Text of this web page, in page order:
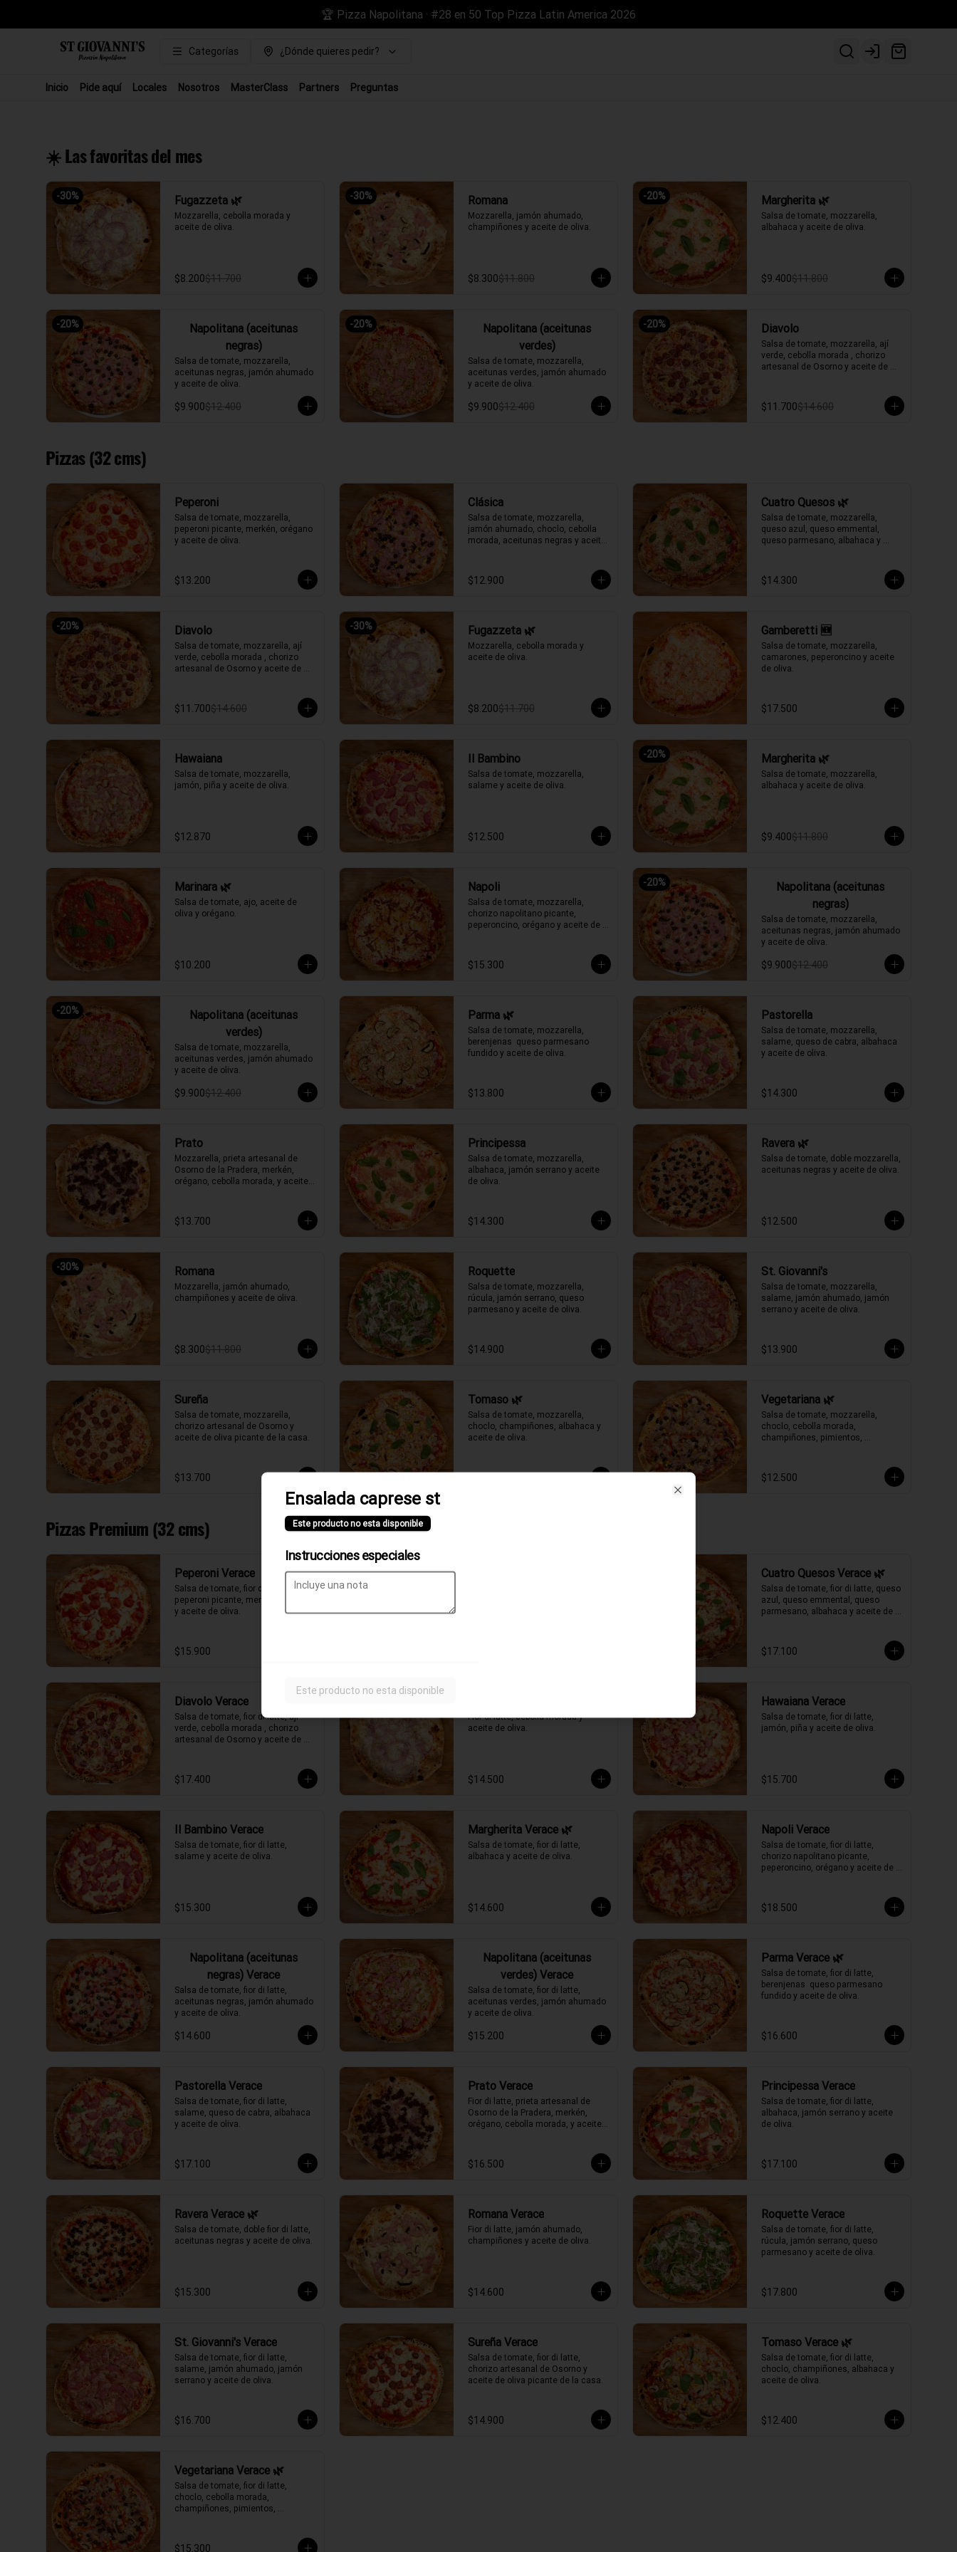
🏆 Pizza Napolitana · #28 en 50 Top Pizza Latin America 2026
Categorías ¿Dónde quieres pedir? Login
Inicio Pide aquí Locales Nosotros MasterClass Partners Preguntas
☀️ Las favoritas del mes
-30% Fugazzeta 🌿
Mozzarella, cebolla morada y
aceite de oliva.
$8.200$11.700
-30% Romana
Mozzarella, jamón ahumado,
champiñones y aceite de oliva.
$8.300$11.800
-20% Margherita 🌿
Salsa de tomate, mozzarella,
albahaca y aceite de oliva.
$9.400$11.800
-20%
Napolitana (aceitunas
negras)
Salsa de tomate, mozzarella,
aceitunas negras, jamón ahumado
y aceite de oliva.
$9.900$12.400
-20%
Napolitana (aceitunas
verdes)
Salsa de tomate, mozzarella,
aceitunas verdes, jamón ahumado
y aceite de oliva.
$9.900$12.400
-20% Diavolo
Salsa de tomate, mozzarella, ají
verde, cebolla morada , chorizo
artesanal de Osorno y aceite de
$11.700$14.600
Pizzas (32 cms)
Peperoni
Salsa de tomate, mozzarella,
peperoni picante, merkén, orégano
y aceite de oliva.
$13.200
Clásica
Salsa de tomate, mozzarella,
jamón ahumado, choclo, cebolla
morada, aceitunas negras y aceite
$12.900
Cuatro Quesos 🌿
Salsa de tomate, mozzarella,
queso azul, queso emmental,
queso parmesano, albahaca y
$14.300
-20% Diavolo
Salsa de tomate, mozzarella, ají
verde, cebolla morada , chorizo
artesanal de Osorno y aceite de
$11.700$14.600
-30% Fugazzeta 🌿
Mozzarella, cebolla morada y
aceite de oliva.
$8.200$11.700
Gamberetti 🆕
Salsa de tomate, mozzarella,
camarones, peperoncino y aceite
de oliva.
$17.500
Hawaiana
Salsa de tomate, mozzarella,
jamón, piña y aceite de oliva.
$12.870
Il Bambino
Salsa de tomate, mozzarella,
salame y aceite de oliva.
$12.500
-20% Margherita 🌿
Salsa de tomate, mozzarella,
albahaca y aceite de oliva.
$9.400$11.800
Marinara 🌿
Salsa de tomate, ajo, aceite de
oliva y orégano.
$10.200
Napoli
Salsa de tomate, mozzarella,
chorizo napolitano picante,
peperoncino, orégano y aceite de
$15.300
-20%
Napolitana (aceitunas
negras)
Salsa de tomate, mozzarella,
aceitunas negras, jamón ahumado
y aceite de oliva.
$9.900$12.400
-20%
Napolitana (aceitunas
verdes)
Salsa de tomate, mozzarella,
aceitunas verdes, jamón ahumado
y aceite de oliva.
$9.900$12.400
Parma 🌿
Salsa de tomate, mozzarella,
berenjenas  queso parmesano
fundido y aceite de oliva.
$13.800
Pastorella
Salsa de tomate, mozzarella,
salame, queso de cabra, albahaca
y aceite de oliva.
$14.300
Prato
Mozzarella, prieta artesanal de
Osorno de la Pradera, merkén,
orégano, cebolla morada, y aceite
$13.700
Principessa
Salsa de tomate, mozzarella,
albahaca, jamón serrano y aceite
de oliva.
$14.300
Ravera 🌿
Salsa de tomate, doble mozzarella,
aceitunas negras y aceite de oliva.
$12.500
-30% Romana
Mozzarella, jamón ahumado,
champiñones y aceite de oliva.
$8.300$11.800
Roquette
Salsa de tomate, mozzarella,
rúcula, jamón serrano, queso
parmesano y aceite de oliva.
$14.900
St. Giovanni's
Salsa de tomate, mozzarella,
salame, jamón ahumado, jamón
serrano y aceite de oliva.
$13.900
Sureña
Salsa de tomate, mozzarella,
chorizo artesanal de Osorno y
aceite de oliva picante de la casa.
$13.700
Tomaso 🌿
Salsa de tomate, mozzarella,
choclo, champiñones, albahaca y
aceite de oliva.
Vegetariana 🌿
Salsa de tomate, mozzarella,
choclo, cebolla morada,
champiñones, pimientos,
$12.500
Pizzas Premium (32 cms)
Peperoni Verace
Salsa de tomate, fior di latte,
peperoni picante, merkén, orégano
y aceite de oliva.
$15.900
Cuatro Quesos Verace 🌿
Salsa de tomate, fior di latte, queso
azul, queso emmental, queso
parmesano, albahaca y aceite de
$17.100
Diavolo Verace
Salsa de tomate, fior di latte, ají
verde, cebolla morada , chorizo
artesanal de Osorno y aceite de
$17.400
Fior di latte, cebolla morada y
aceite de oliva.
$14.500
Hawaiana Verace
Salsa de tomate, fior di latte,
jamón, piña y aceite de oliva.
$15.700
Il Bambino Verace
Salsa de tomate, fior di latte,
salame y aceite de oliva.
$15.300
Margherita Verace 🌿
Salsa de tomate, fior di latte,
albahaca y aceite de oliva.
$14.600
Napoli Verace
Salsa de tomate, fior di latte,
chorizo napolitano picante,
peperoncino, orégano y aceite de
$18.500
Napolitana (aceitunas
negras) Verace
Salsa de tomate, fior di latte,
aceitunas negras, jamón ahumado
y aceite de oliva.
$14.600
Napolitana (aceitunas
verdes) Verace
Salsa de tomate, fior di latte,
aceitunas verdes, jamón ahumado
y aceite de oliva.
$15.200
Parma Verace 🌿
Salsa de tomate, fior di latte,
berenjenas  queso parmesano
fundido y aceite de oliva.
$16.600
Pastorella Verace
Salsa de tomate, fior di latte,
salame, queso de cabra, albahaca
y aceite de oliva.
$17.100
Prato Verace
Fior di latte, prieta artesanal de
Osorno de la Pradera, merkén,
orégano, cebolla morada, y aceite
$16.500
Principessa Verace
Salsa de tomate, fior di latte,
albahaca, jamón serrano y aceite
de oliva.
$17.100
Ravera Verace 🌿
Salsa de tomate, doble fior di latte,
aceitunas negras y aceite de oliva.
$15.300
Romana Verace
Fior di latte, jamón ahumado,
champiñones y aceite de oliva.
$14.600
Roquette Verace
Salsa de tomate, fior di latte,
rúcula, jamón serrano, queso
parmesano y aceite de oliva.
$17.800
St. Giovanni's Verace
Salsa de tomate, fior di latte,
salame, jamón ahumado, jamón
serrano y aceite de oliva.
$16.700
Sureña Verace
Salsa de tomate, fior di latte,
chorizo artesanal de Osorno y
aceite de oliva picante de la casa.
$14.900
Tomaso Verace 🌿
Salsa de tomate, fior di latte,
choclo, champiñones, albahaca y
aceite de oliva.
$12.400
Vegetariana Verace 🌿
Salsa de tomate, fior di latte,
choclo, cebolla morada,
champiñones, pimientos,
$15.300
Ensalada caprese st
Este producto no esta disponible
Instrucciones especiales
Este producto no esta disponible